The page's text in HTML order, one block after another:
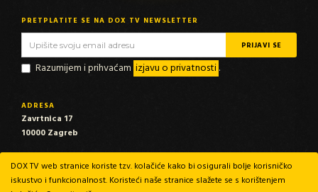
PRETPLATITE SE NA DOX TV NEWSLETTER
Razumijem i prihvaćam izjavu o privatnosti.
ADRESA
Zavrtnica 17
10000 Zagreb
EMAIL
info@dox-tv.com
DOX TV web stranice koriste tzv. kolačiće kako bi osigurali bolje korisničko
iskustvo i funkcionalnost. Koristeći naše stranice slažete se s korištenjem